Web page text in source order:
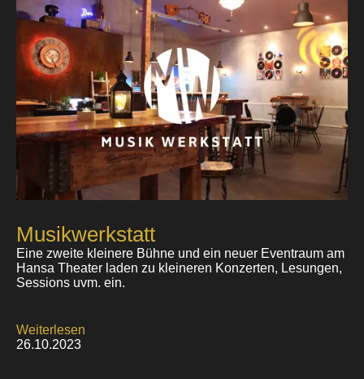
Musikwerkstatt
Eine zweite kleinere Bühne und ein neuer Eventraum am
Hansa Theater laden zu kleineren Konzerten, Lesungen,
Sessions uvm. ein.
Weiterlesen
26.10.2023